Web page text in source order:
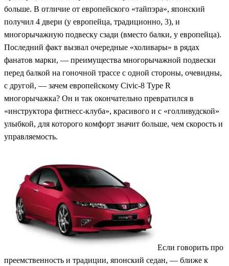
больше. В отличие от европейского «тайпэра», японский
получил 4 двери (у европейца, традиционно, 3), и
многорычажную подвеску сзади (вместо балки, у европейца).
Последний факт вызвал очередные «холивары» в рядах
фанатов марки, — преимущества многорычажной подвески
перед балкой на гоночной трассе с одной стороны, очевидны,
с другой, — зачем европейскому Civic-8 Type R
многорычажка? Он и так окончательно превратился в
«инструктора фитнесс-клуба», красивого и с «голливудской»
улыбкой, для которого комфорт значит больше, чем скорость и
управляемость.
Если говорить про
преемственность и традиции, японский седан, — ближе к